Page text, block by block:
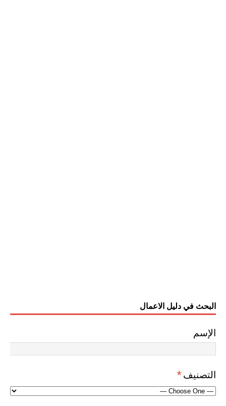
البحث في دليل الاعمال
الإسم
التصنيف*